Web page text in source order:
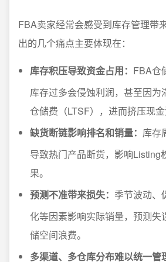
FBA卖家经常会感受到库存管理带
出的几个痛点主要体现在：
库存积压导致资金占用： FBA仓
库存过多会侵蚀利润，甚至因为
仓储费（LTSF），进而挤压现金
缺货断链影响排名和销量： 库存
导致热门产品断货，影响Listing
果。
预测不准带来损失： 季节波动、
化等因素影响实际销量，预测失
储空间浪费。
多渠道、多仓库分布难以统一管